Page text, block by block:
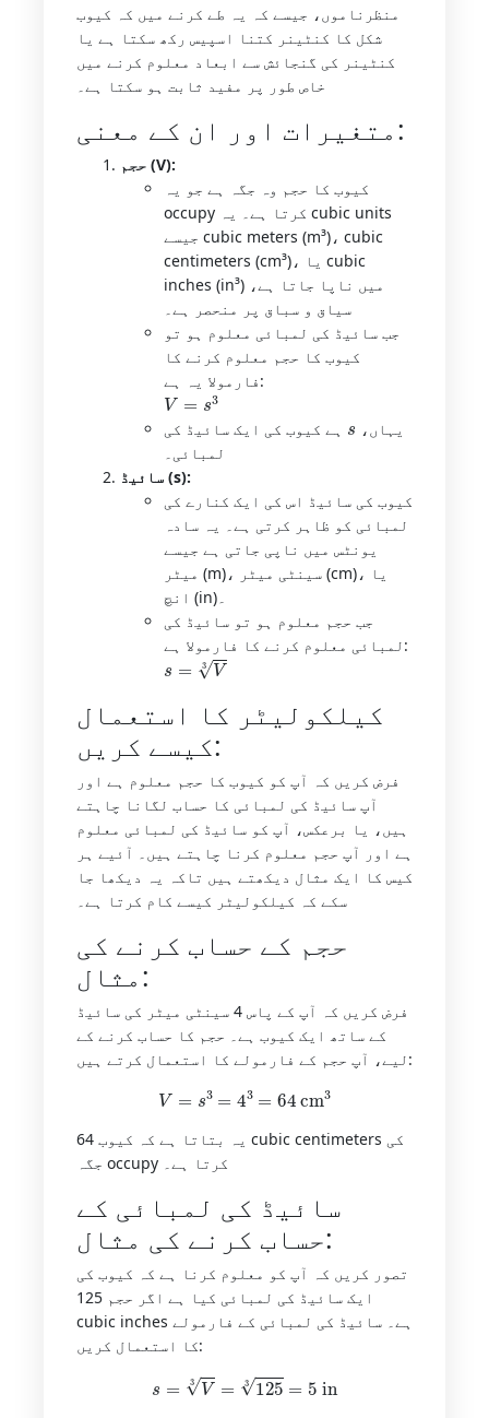
منظرناموں، جیسے کہ یہ طے کرنے میں کہ کیوب
شکل کا کنٹینر کتنا اسپیس رکھ سکتا ہے یا
کنٹینر کی گنجائش سے ابعاد معلوم کرنے میں
خاص طور پر مفید ثابت ہو سکتا ہے۔
متغیرات اور ان کے معنی:
حجم (V):
کیوب کا حجم وہ جگہ ہے جو یہ
occupy کرتا ہے۔ یہ cubic units
جیسے cubic meters (m³)، cubic
centimeters (cm³)، یا cubic
inches (in³) میں ناپا جاتا ہے،
سیاق و سباق پر منحصر ہے۔
جب سائیڈ کی لمبائی معلوم ہو تو
کیوب کا حجم معلوم کرنے کا
فارمولا یہ ہے:
V= s3
یہاں،
ہے کیوب کی ایک سائیڈ کی
لمبائی۔
سائیڈ (s):
کیوب کی سائیڈ اس کی ایک کنارے کی
لمبائی کو ظاہر کرتی ہے۔ یہ سادہ
یونٹس میں ناپی جاتی ہے جیسے
میٹر (m)، سینٹی میٹر (cm)، یا
جب حجم معلوم ہو تو سائیڈ کی
لمبائی معلوم کرنے کا فارمولا ہے:
s= V3
کیلکولیٹر کا استعمال
کیسے کریں:
فرض کریں کہ آپ کو کیوب کا حجم معلوم ہے اور
آپ سائیڈ کی لمبائی کا حساب لگانا چاہتے
ہیں، یا برعکس، آپ کو سائیڈ کی لمبائی معلوم
ہے اور آپ حجم معلوم کرنا چاہتے ہیں۔ آئیے ہر
کیس کا ایک مثال دیکھتے ہیں تاکہ یہ دیکھا جا
سکے کہ کیلکولیٹر کیسے کام کرتا ہے۔
حجم کے حساب کرنے کی
مثال:
فرض کریں کہ آپ کے پاس 4 سینٹی میٹر کی سائیڈ
کے ساتھ ایک کیوب ہے۔ حجم کا حساب کرنے کے
لیے، آپ حجم کے فارمولے کا استعمال کرتے ہیں:
V 3= 3= cm
یہ بتاتا ہے کہ کیوب 64 cubic centimeters کی
جگہ occupy کرتا ہے۔
سائیڈ کی لمبائی کے
حساب کرنے کی مثال:
تصور کریں کہ آپ کو معلوم کرنا ہے کہ کیوب کی
ایک سائیڈ کی لمبائی کیا ہے اگر حجم 125
cubic inches ہے۔ سائیڈ کی لمبائی کے فارمولے
کا استعمال کریں:
=V3 1253=5 in